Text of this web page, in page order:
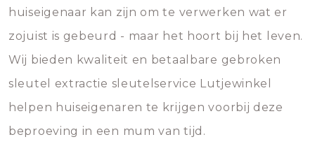
huiseigenaar kan zijn om te verwerken wat er
zojuist is gebeurd - maar het hoort bij het leven.
Wij bieden kwaliteit en betaalbare gebroken
sleutel extractie sleutelservice Lutjewinkel
helpen huiseigenaren te krijgen voorbij deze
beproeving in een mum van tijd.